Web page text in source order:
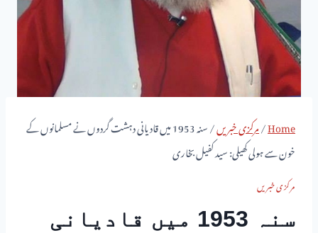
Home
/مرکزی خبریں/
سنہ 1953 میں قادیانی دہشت گردوں نے مسلمانوں کے
خون سے ہولی کھیلی: سید کفیل بخاری
مرکزی خبریں
سنہ 1953 میں قادیانی